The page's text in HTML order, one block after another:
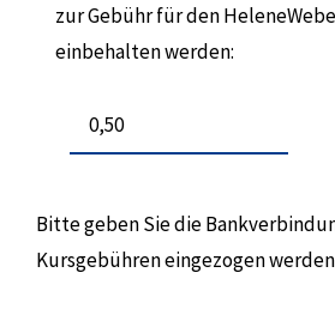
zur Gebühr für den
einbehalten werden:
Bitte geben Sie die
Kursgebühren eingezogen